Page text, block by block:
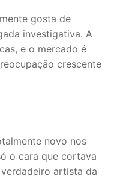
gosta de
investigativa. A
e o mercado é
crescente
novo nos
o cara que cortava
artista da